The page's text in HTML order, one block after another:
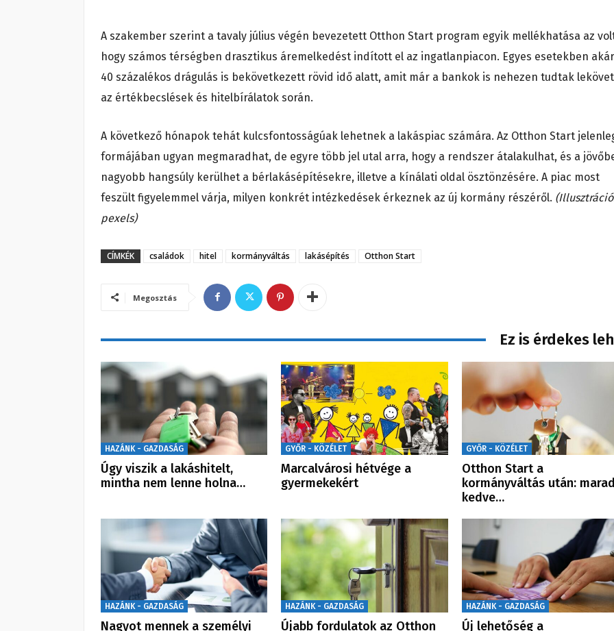
A szakember szerint a tavaly július végén bevezetett Otthon Start program egyik mellékhatása az
hogy számos térségben drasztikus áremelkedést indított el az ingatlanpiacon. Egyes esetekben akár
40 százalékos drágulás is bekövetkezett rövid idő alatt, amit már a bankok is nehezen tudtak
az értékbecslések és hitelbírálatok során.
A következő hónapok tehát kulcsfontosságúak lehetnek a lakáspiac számára. Az Otthon Start
formájában ugyan megmaradhat, de egyre több jel utal arra, hogy a rendszer átalakulhat, és a
nagyobb hangsúly kerülhet a bérlakásépítésekre, illetve a kínálati oldal ösztönzésére. A piac most
feszült figyelemmel várja, milyen konkrét intézkedések érkeznek az új kormány részéről.
pexels)
CÍMKÉK családok hitel kormányváltás lakásépítés Otthon Start
Megosztás
Ez is érdekes
HAZÁNK - GAZDASÁG
Úgy viszik a lakáshitelt,
mintha nem lenne holna…
GYŐR - KÖZÉLET
Marcalvárosi hétvége a
gyermekekért
GYŐR - KÖZÉLET
Otthon Start a
kormányváltás után:
kedve…
HAZÁNK - GAZDASÁG
Nagyot mennek a személyi
HAZÁNK - GAZDASÁG
Újabb fordulatok az Otthon
HAZÁNK - GAZDASÁG
Új lehetőség a